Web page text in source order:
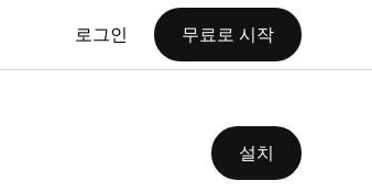
로그인 무료로 시작
설치